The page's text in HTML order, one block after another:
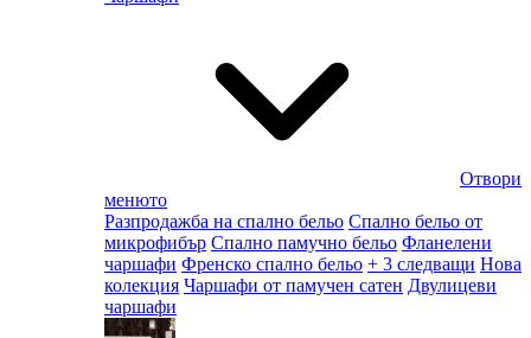
Отвори
менюто
Разпродажба на спално бельо Спално бельо от
микрофибър Спално памучно бельо Фланелени
чаршафи Френско спално бельо + 3 следващи Нова
колекция Чаршафи от памучен сатен Двулицеви
чаршафи